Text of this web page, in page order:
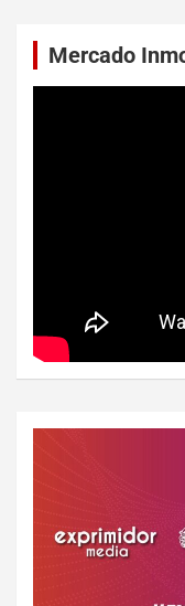
Mercado